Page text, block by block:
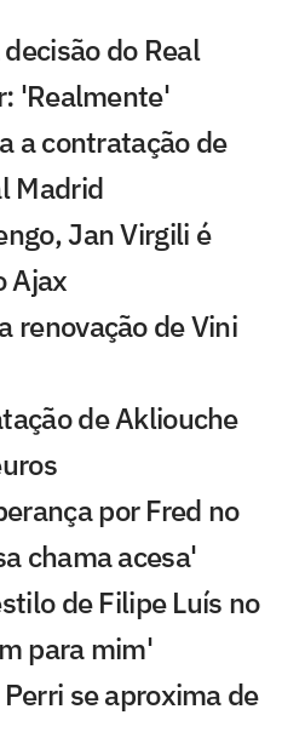
do Real
'Realmente'
a contratação de
Madrid
Jan Virgili é
Ajax
renovação de Vini
de Akliouche
por Fred no
chama acesa'
de Filipe Luís no
para mim'
se aproxima de